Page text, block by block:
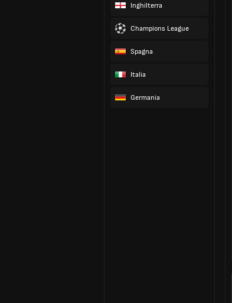
Inghilterra
Champions League
Spagna
Italia
Germania